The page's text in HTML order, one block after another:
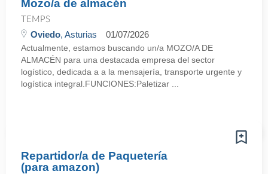
Mozo/a de almacén
TEMPS
Oviedo, Asturias 01/07/2026
Actualmente, estamos buscando un/a MOZO/A DE
ALMACÉN para una destacada empresa del sector
logístico, dedicada a a la mensajería, transporte urgente y
logística integral.FUNCIONES:Paletizar ...
Repartidor/a de Paquetería
(para amazon)